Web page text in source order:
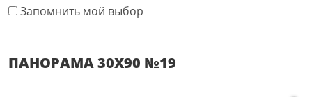
Запомнить мой выбор
ПАНОРАМА 30Х90 №19